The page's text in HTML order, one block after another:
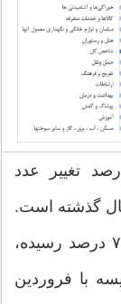
تغییر عدد
گذشته است.
در فروردین تورم نقطه به نقطه به ۷۳.۵ درصد رسیده،
با فروردین